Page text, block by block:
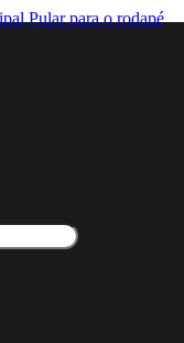
Pular para o rodapé